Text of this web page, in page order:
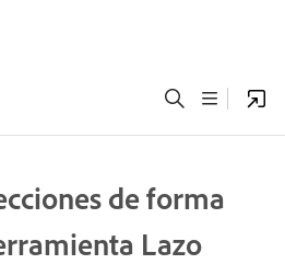
de forma
Lazo